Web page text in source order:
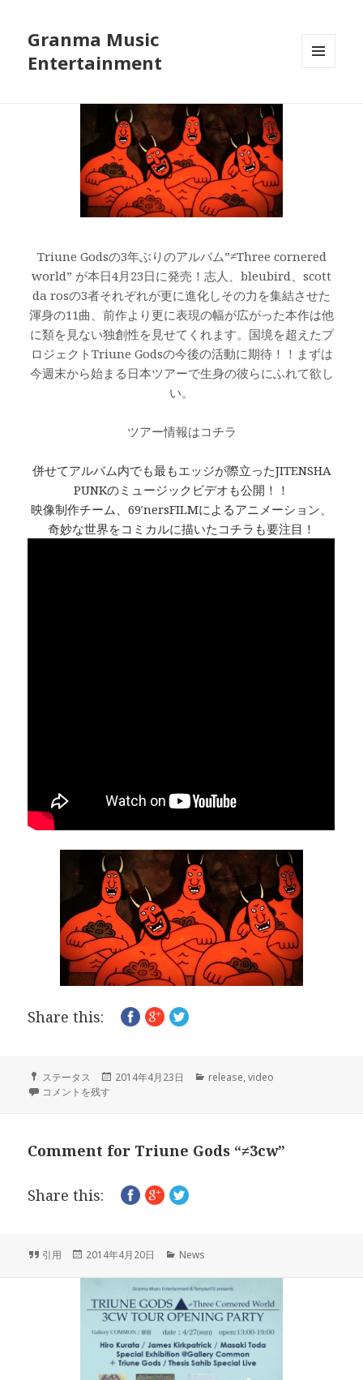
Granma Music
Entertainment
Triune Godsの3年ぶりのアルバム”≠Three cornered
world” が本日4月23日に発売！志人、bleubird、scott
da rosの3者それぞれが更に進化しその力を集結させた
渾身の11曲、前作より更に表現の幅が広がった本作は他
に類を見ない独創性を見せてくれます。国境を超えたプ
ロジェクトTriune Godsの今後の活動に期待！！まずは
今週末から始まる日本ツアーで生身の彼らにふれて欲し
い。
ツアー情報はコチラ
併せてアルバム内でも最もエッジが際立ったJITENSHA
PUNKのミュージックビデオも公開！！
映像制作チーム、69′nersFILMによるアニメーション、
奇妙な世界をコミカルに描いたコチラも要注目！
Share this:
フ
ォ
ト
ステータス
投
2014年4月23日
カ
release,video
本日発売！！Triune Godsの新作”≠Three cornered world” 併せて第一弾
コメントを残す
Comment for Triune Gods “≠3cw”
Share this:
フ
引用
投
2014年4月20日
カ
リ
ー
News